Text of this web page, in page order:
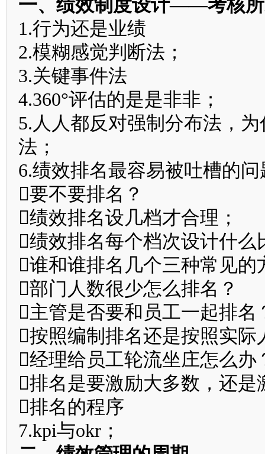
一、绩效制度设计——考核
1.行为还是业绩
2.模糊感觉判断法；
3.关键事件法
4.360°评估的是是非非；
5.人人都反对强制分布法，
法；
6.绩效排名最容易被吐槽的
要不要排名？
绩效排名设几档才合理；
绩效排名每个档次设计什么
谁和谁排名几个三种常见
部门人数很少怎么排名？
主管是否要和员工一起排名
按照编制排名还是按照实际
经理给员工轮流坐庄怎么办
排名是要激励大多数，还是
排名的程序
7.kpi与okr；